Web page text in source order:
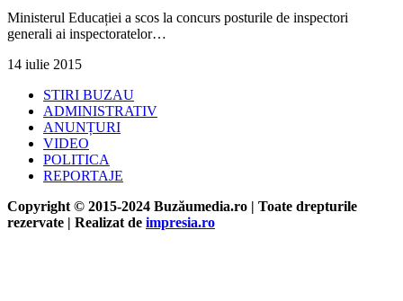
Ministerul Educației a scos la concurs posturile de inspectori
generali ai inspectoratelor…
14 iulie 2015
STIRI BUZAU
ADMINISTRATIV
ANUNȚURI
VIDEO
POLITICA
REPORTAJE
Copyright © 2015-2024 Buzăumedia.ro | Toate drepturile
rezervate | Realizat de impresia.ro